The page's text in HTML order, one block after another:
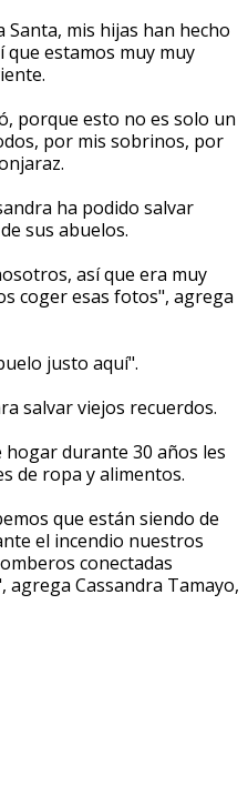
Santa, mis hijas han hecho
que estamos muy muy
porque esto no es solo un
por mis sobrinos, por
ha podido salvar
sus abuelos.
así que era muy
coger esas fotos", agrega
justo aquí".
salvar viejos recuerdos.
hogar durante 30 años les
de ropa y alimentos.
que están siendo de
el incendio nuestros
conectadas
Cassandra Tamayo,